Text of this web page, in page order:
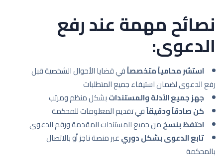
نصائح مهمة عند رفع
الدعوى:
استشر محامياً متخصصاًفي قضايا الأحوال الشخصية قبل
رفع الدعوى لضمان استيفاء جميع المتطلبات
جهز جميع الأدلة والمستنداتبشكل منظم ومرتب
كن صادقاً ودقيقاًفي تقديم المعلومات للمحكمة
احتفظ بنسخمن جميع المستندات المقدمة ورقم الدعوى
تابع الدعوى بشكل دوريعبر منصة ناجز أو بالاتصال
بالمحكمة